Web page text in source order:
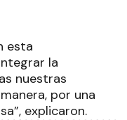
esta
la
nuestras
por una
explicaron.